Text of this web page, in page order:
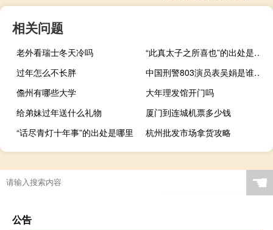
相关问题
老外看瑞士冬天冷吗
“此真太子之所喜也”的出处是哪里
过年怎么不长胖
中国刑警803演员表吴娟是谁（中国刑警803演员表）
儋州有哪些大学
大年理发馆开门吗
给弟妹过年送什么礼物
厦门到连城机票多少钱
“话尽青灯十年事”的出处是哪里
杭州批发市场拿货攻略
☚
公告